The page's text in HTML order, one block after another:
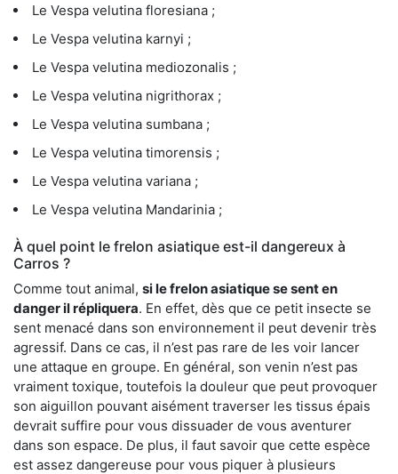
Le Vespa velutina floresiana ;
Le Vespa velutina karnyi ;
Le Vespa velutina mediozonalis ;
Le Vespa velutina nigrithorax ;
Le Vespa velutina sumbana ;
Le Vespa velutina timorensis ;
Le Vespa velutina variana ;
Le Vespa velutina Mandarinia ;
À quel point le frelon asiatique est-il dangereux à
Carros ?
Comme tout animal, si le frelon asiatique se sent en
danger il répliquera. En effet, dès que ce petit insecte se
sent menacé dans son environnement il peut devenir très
agressif. Dans ce cas, il n’est pas rare de les voir lancer
une attaque en groupe. En général, son venin n’est pas
vraiment toxique, toutefois la douleur que peut provoquer
son aiguillon pouvant aisément traverser les tissus épais
devrait suffire pour vous dissuader de vous aventurer
dans son espace. De plus, il faut savoir que cette espèce
est assez dangereuse pour vous piquer à plusieurs